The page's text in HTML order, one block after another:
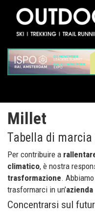
Millet
Tabella di marcia
Per contribuire a
climatico, è nostra
trasformazione.
trasformarci in un’
Concentrarsi sul